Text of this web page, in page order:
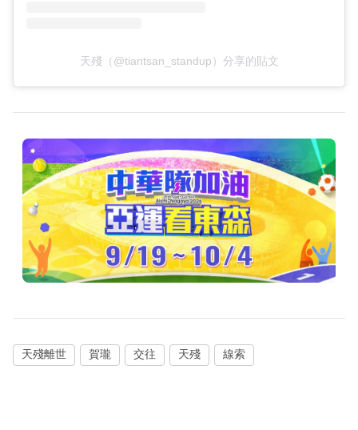
天殘（@tiantsan_standup）分享的貼文
天殘離世 賀瓏 交往 天殘 線索